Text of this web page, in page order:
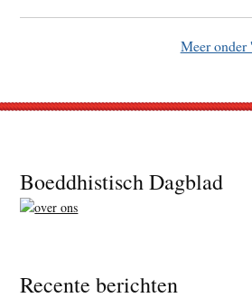
Meer onder
Footer
Boeddhistisch Dagblad
Recente berichten